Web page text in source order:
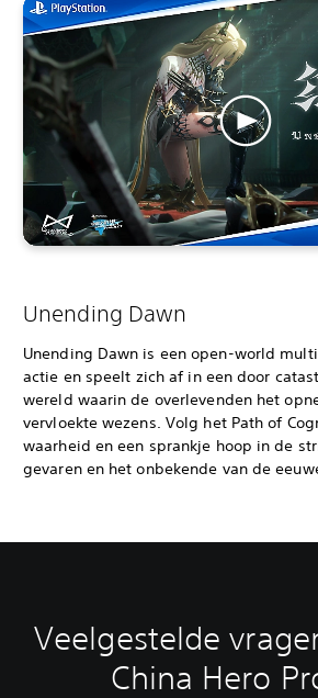
Unending Dawn
Unending Dawn is een open-world
actie en speelt zich af in een door
wereld waarin de overlevenden het
vervloekte wezens. Volg het Path of
waarheid en een sprankje hoop in de
gevaren en het onbekende van de
Veelgestelde
China Hero